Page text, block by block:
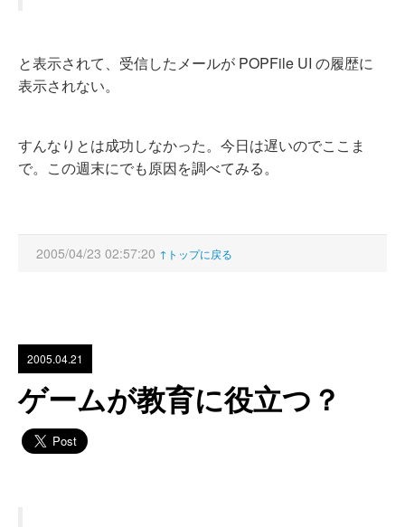
と表示されて、受信したメールが POPFile UI の履歴に
表示されない。
すんなりとは成功しなかった。今日は遅いのでここま
で。この週末にでも原因を調べてみる。
2005/04/23 02:57:20 ↑トップに戻る
2005.04.21
ゲームが教育に役立つ？